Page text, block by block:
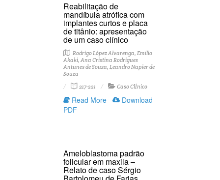
Reabilitação de
mandíbula atrófica com
implantes curtos e placa
de titânio: apresentação
de um caso clínico
Rodrigo López Alvarenga, Emílio
Akaki, Ana Cristina Rodrigues
Antunes de Souza, Leandro Napier de
Souza
217-221
Caso ClÍnico
Read More
Download
PDF
Ameloblastoma padrão
folicular em maxila –
Relato de caso Sérgio